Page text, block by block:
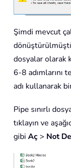
Şimdi mevcut
dosyalar olarak
6-8 adımlarını
adı kullanarak
Pipe sınırlı
tıklayın ve
gibi Aç > Not